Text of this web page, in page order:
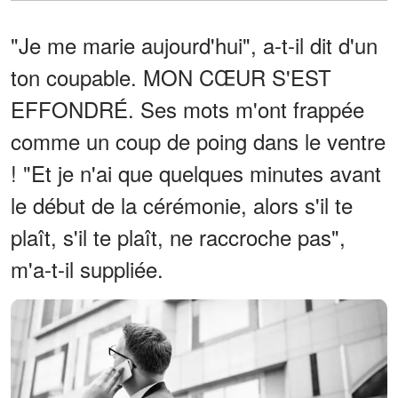
"Je me marie aujourd'hui", a-t-il dit d'un
ton coupable. MON CŒUR S'EST
EFFONDRÉ. Ses mots m'ont frappée
comme un coup de poing dans le ventre
! "Et je n'ai que quelques minutes avant
le début de la cérémonie, alors s'il te
plaît, s'il te plaît, ne raccroche pas",
m'a-t-il suppliée.